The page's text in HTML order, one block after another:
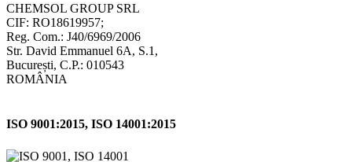
CHEMSOL GROUP SRL
CIF: RO18619957;
Reg. Com.: J40/6969/2006
Str. David Emmanuel 6A, S.1,
București, C.P.: 010543
ROMÂNIA
ISO 9001:2015, ISO 14001:2015